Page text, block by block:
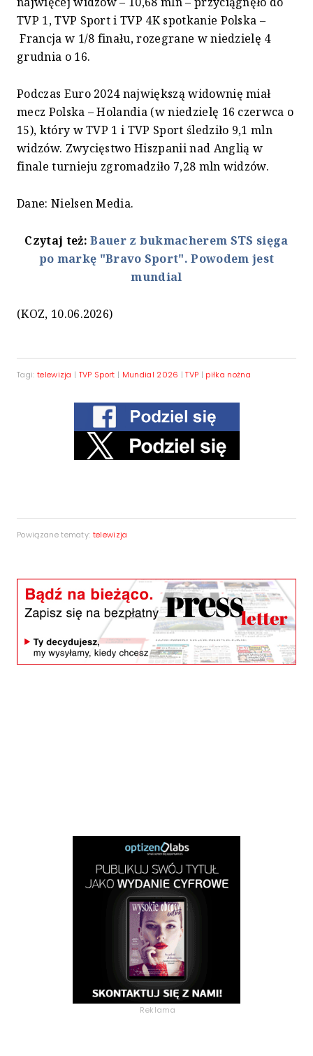
TVP 1, TVP Sport i TVP 4K spotkanie Polska –
Francja w 1/8 finału, rozegrane w niedzielę 4
grudnia o 16.
Podczas Euro 2024 największą widownię miał
mecz Polska – Holandia (w niedzielę 16 czerwca o
15), który w TVP 1 i TVP Sport śledziło 9,1 mln
widzów. Zwycięstwo Hiszpanii nad Anglią w
finale turnieju zgromadziło 7,28 mln widzów.
Dane: Nielsen Media.
Czytaj też:Bauer z bukmacherem STS sięga
po markę "Bravo Sport". Powodem jest
mundial
(KOZ, 10.06.2026)
Tagi: telewizja | TVP Sport | Mundial 2026 |TVP | piłka nożna
Powiązane tematy: telewizja
Reklama